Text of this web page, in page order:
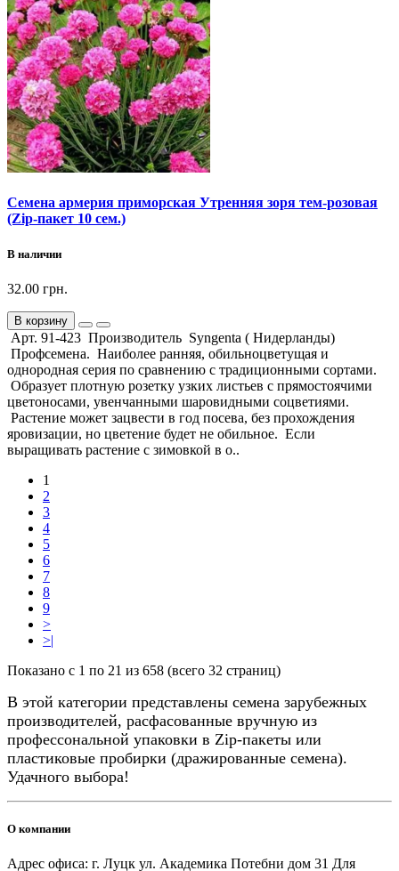
Семена армерия приморская Утренняя зоря тем-розовая
(Zip-пакет 10 сем.)
В наличии
32.00 грн.
В корзину
Арт. 91-423 Производитель Syngenta ( Нидерланды)
Профсемена. Наиболее ранняя, обильноцветущая и
однородная серия по сравнению с традиционными сортами.
Образует плотную розетку узких листьев с прямостоячими
цветоносами, увенчанными шаровидными соцветиями.
Растение может зацвести в год посева, без прохождения
яровизации, но цветение будет не обильное. Если
выращивать растение с зимовкой в о..
1
2
3
4
5
6
7
8
9
>
>|
Показано с 1 по 21 из 658 (всего 32 страниц)
В этой категории представлены семена зарубежных
производителей, расфасованные вручную из
профессональной упаковки в Zip-пакеты или
пластиковые пробирки (дражированные семена).
Удачного выбора!
О компании
Адрес офиса: г. Луцк ул. Академика Потебни дом 31 Для